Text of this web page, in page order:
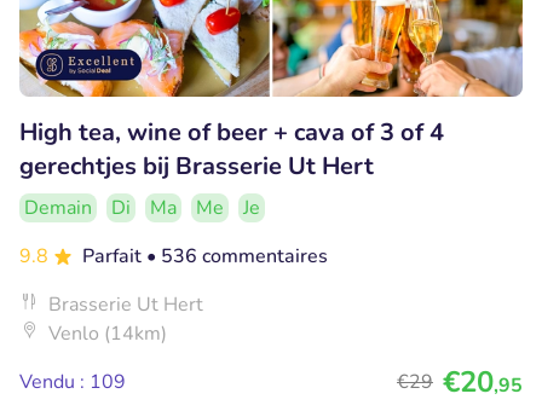
High tea, wine of beer + cava of 3 of 4
gerechtjes bij Brasserie Ut Hert
Demain Di Ma Me
Je
9.8
Parfait • 536 commentaires
Brasserie Ut Hert
Venlo (14km)
Vendu : 109
€29 €20,95